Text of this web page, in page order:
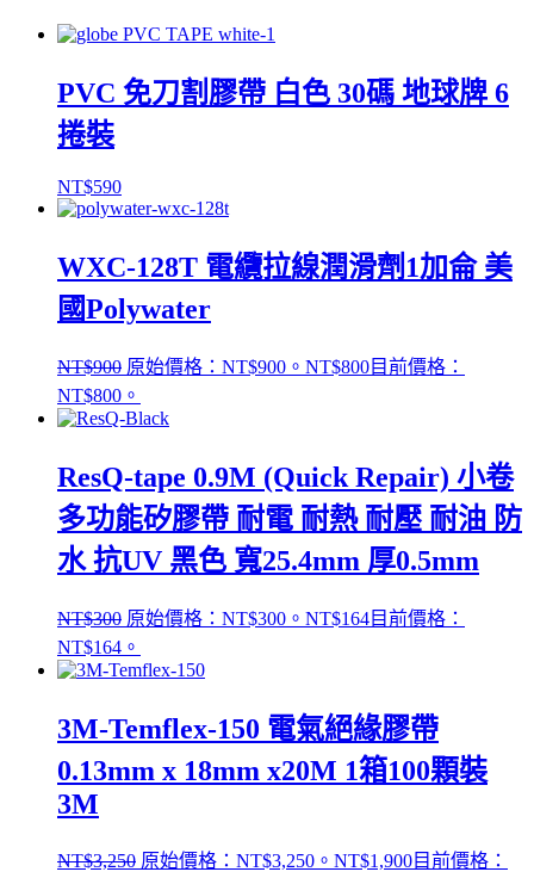
PVC 免刀割膠帶 白色 30碼 地球牌 6
捲裝
NT$590
WXC-128T 電纜拉線潤滑劑1加侖 美
國Polywater
NT$900 原始價格：NT$900。 NT$800目前價格：
NT$800。
ResQ-tape 0.9M (Quick Repair) 小卷
多功能矽膠帶 耐電 耐熱 耐壓 耐油 防
水 抗UV 黑色 寬25.4mm 厚0.5mm
NT$300 原始價格：NT$300。 NT$164目前價格：
NT$164。
3M-Temflex-150 電氣絕緣膠帶
0.13mm x 18mm x20M 1箱100顆裝
3M
NT$3,250 原始價格：NT$3,250。 NT$1,900目前價格：